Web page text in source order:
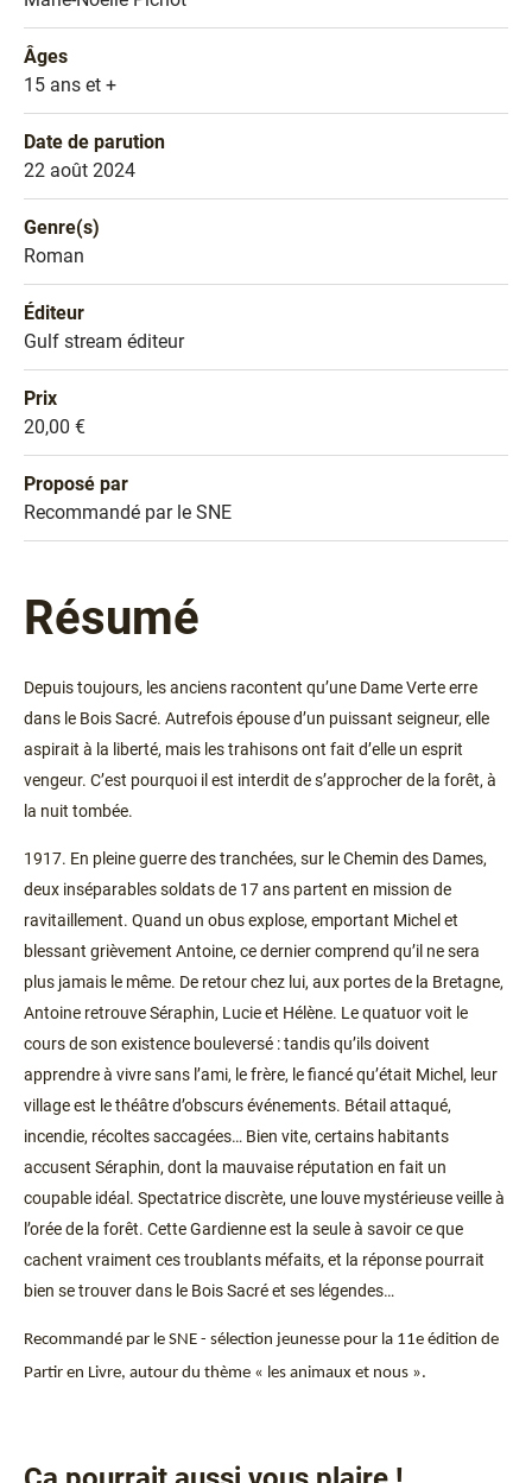
Âges
Âges
15 ans et +
Date de parution
Date de parution
22 août 2024
Genre(s)
Genre littéraire
Roman
Éditeur
Éditeur
Gulf stream éditeur
Prix
Prix
20,00 €
Proposé par
Sélection
Recommandé par le SNE
Résumé
Depuis toujours, les anciens racontent qu’une Dame Verte erre
dans le Bois Sacré. Autrefois épouse d’un puissant seigneur, elle
aspirait à la liberté, mais les trahisons ont fait d’elle un esprit
vengeur. C’est pourquoi il est interdit de s’approcher de la forêt, à
la nuit tombée.
1917. En pleine guerre des tranchées, sur le Chemin des Dames,
deux inséparables soldats de 17 ans partent en mission de
ravitaillement. Quand un obus explose, emportant Michel et
blessant grièvement Antoine, ce dernier comprend qu’il ne sera
plus jamais le même. De retour chez lui, aux portes de la Bretagne,
Antoine retrouve Séraphin, Lucie et Hélène. Le quatuor voit le
cours de son existence bouleversé : tandis qu’ils doivent
apprendre à vivre sans l’ami, le frère, le fiancé qu’était Michel, leur
village est le théâtre d’obscurs événements. Bétail attaqué,
incendie, récoltes saccagées… Bien vite, certains habitants
accusent Séraphin, dont la mauvaise réputation en fait un
coupable idéal. Spectatrice discrète, une louve mystérieuse veille à
l’orée de la forêt. Cette Gardienne est la seule à savoir ce que
cachent vraiment ces troublants méfaits, et la réponse pourrait
bien se trouver dans le Bois Sacré et ses légendes…
Recommandé par le SNE - sélection jeunesse pour la 11e édition de
Partir en Livre, autour du thème « les animaux et nous ».